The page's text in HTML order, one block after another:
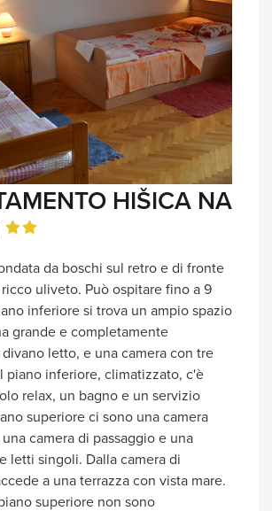
HIŠICA NA
da boschi sul retro e di fronte
uliveto. Può ospitare fino a 9
inferiore si trova un ampio spazio
grande e completamente
letto, e una camera con tre
piano inferiore, climatizzato, c'è
relax, un bagno e un servizio
superiore ci sono una camera
camera di passaggio e una
letti singoli. Dalla camera di
a una terrazza con vista mare.
superiore non sono